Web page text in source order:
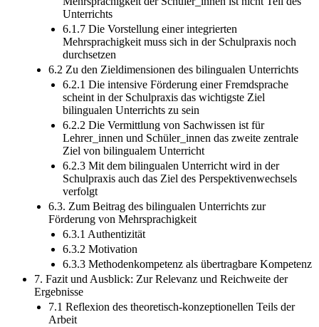
Unterrichts
6.1.7 Die Vorstellung einer integrierten
Mehrsprachigkeit muss sich in der Schulpraxis noch
durchsetzen
6.2 Zu den Zieldimensionen des bilingualen Unterrichts
6.2.1 Die intensive Förderung einer Fremdsprache
scheint in der Schulpraxis das wichtigste Ziel
bilingualen Unterrichts zu sein
6.2.2 Die Vermittlung von Sachwissen ist für
Lehrer_innen und Schüler_innen das zweite zentrale
Ziel von bilingualem Unterricht
6.2.3 Mit dem bilingualen Unterricht wird in der
Schulpraxis auch das Ziel des Perspektivenwechsels
verfolgt
6.3. Zum Beitrag des bilingualen Unterrichts zur
Förderung von Mehrsprachigkeit
6.3.1 Authentizität
6.3.2 Motivation
6.3.3 Methodenkompetenz als übertragbare Kompetenz
7. Fazit und Ausblick: Zur Relevanz und Reichweite der
Ergebnisse
7.1 Reflexion des theoretisch-konzeptionellen Teils der
Arbeit